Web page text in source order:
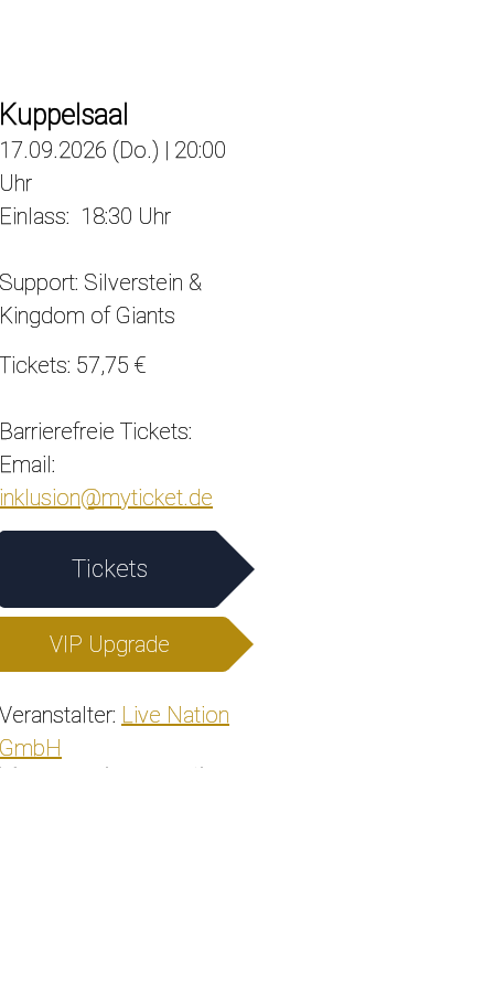
Kuppelsaal
17.09.2026 (Do.) | 20:00
Uhr
Einlass: 18:30 Uhr
Support: Silverstein &
Kingdom of Giants
Tickets: 57,75 €
Barrierefreie Tickets:
Email:
inklusion@myticket.de
Tickets
VIP Upgrade
Veranstalter: Live Nation
GmbH